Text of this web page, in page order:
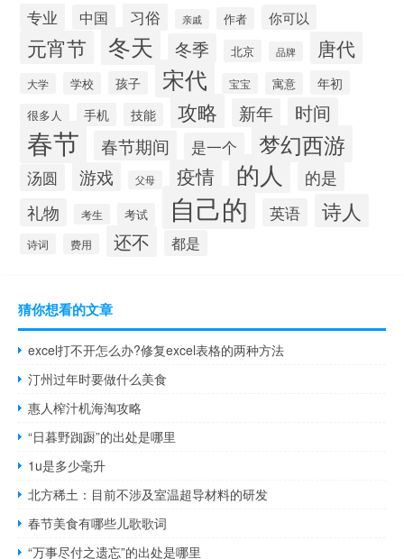
专业 中国 习俗 亲戚 作者 你可以
元宵节 冬天 冬季 北京 品牌 唐代
大学 学校 孩子 宋代 宝宝 寓意 年初
很多人 手机 技能 攻略 新年 时间
春节 春节期间 是一个 梦幻西游
汤圆 游戏 父母 疫情 的人 的是
礼物 考生 考试 自己的 英语 诗人
诗词 费用 还不 都是
猜你想看的文章
excel打不开怎么办?修复excel表格的两种方法
汀州过年时要做什么美食
惠人榨汁机海淘攻略
“日暮野踟蹰”的出处是哪里
1u是多少毫升
北方稀土：目前不涉及室温超导材料的研发
春节美食有哪些儿歌歌词
“万事尽付之遗忘”的出处是哪里